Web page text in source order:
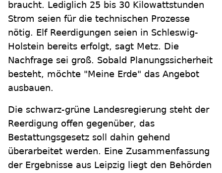
braucht. Lediglich 25 bis 30 Kilowattstunden
Strom seien für die technischen Prozesse
nötig. Elf Reerdigungen seien in Schleswig-
Holstein bereits erfolgt, sagt Metz. Die
Nachfrage sei groß. Sobald Planungssicherheit
besteht, möchte "Meine Erde" das Angebot
ausbauen.
Die schwarz-grüne Landesregierung steht der
Reerdigung offen gegenüber, das
Bestattungsgesetz soll dahin gehend
überarbeitet werden. Eine Zusammenfassung
der Ergebnisse aus Leipzig liegt den Behörden